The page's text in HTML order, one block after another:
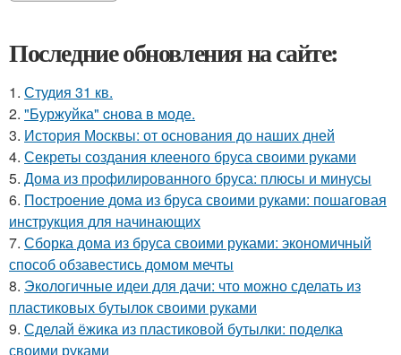
Последние обновления на сайте:
1. Студия 31 кв.
2. "Буржуйка" cнова в моде.
3. История Москвы: от основания до наших дней
4. Секреты создания клееного бруса своими руками
5. Дома из профилированного бруса: плюсы и минусы
6. Построение дома из бруса своими руками: пошаговая
инструкция для начинающих
7. Сборка дома из бруса своими руками: экономичный
способ обзавестись домом мечты
8. Экологичные идеи для дачи: что можно сделать из
пластиковых бутылок своими руками
9. Сделай ёжика из пластиковой бутылки: поделка
своими руками